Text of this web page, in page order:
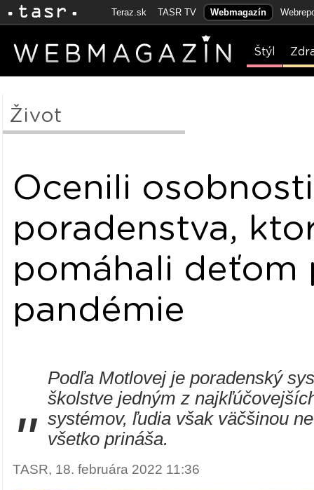
Teraz.sk TASR TV Webmagazín
Štýl
Život
Ocenili osobnosti
poradenstva,
pomáhali deťom
pandémie
"
Podľa Motlovej je poradenský
školstve jedným z
systémov, ľudia však väčšinou
všetko prináša.
TASR, 18. februára 2022 11:36